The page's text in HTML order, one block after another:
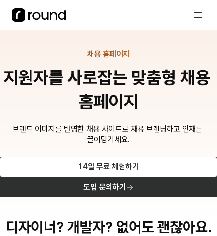
채용 홈페이지
지원자를 사로잡는 맞춤형 채용
홈페이지
브랜드 이미지를 반영한 채용 사이트로 채용 브랜딩하고 인재를
끌어당기세요.
14일 무료 체험하기
도입 문의하기
디자이너? 개발자? 없어도 괜찮아요.